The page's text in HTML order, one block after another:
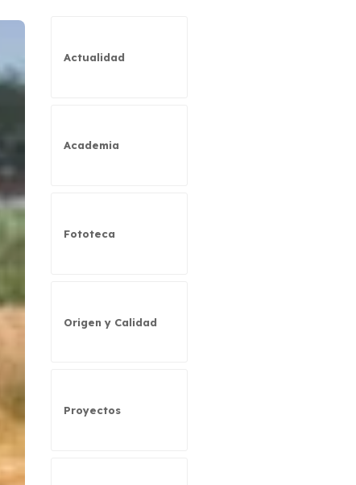
Actualidad
Academia
Fototeca
Origen y Calidad
Proyectos